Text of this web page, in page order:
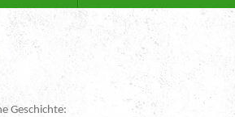
Geschichte: